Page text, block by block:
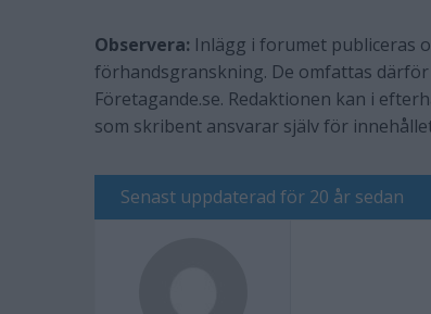
Observera: Inlägg i forumet publiceras
förhandsgranskning. De omfattas
Företagande.se. Redaktionen kan i
som skribent ansvarar själv för
Senast uppdaterad för 20 år sedan